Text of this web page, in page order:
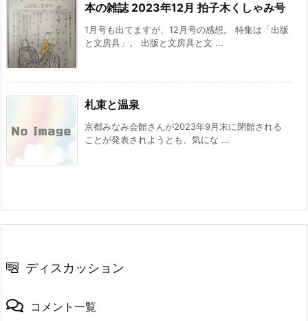
本の雑誌 2023年12月 拍子木くしゃみ号
1月号も出てますが、12月号の感想。 特集は「出版
と文房具」。 出版と文房具と文 ...
札束と温泉
京都みなみ会館さんが2023年9月末に閉館される
ことが発表されようとも、気にな ...
ディスカッション
コメント一覧